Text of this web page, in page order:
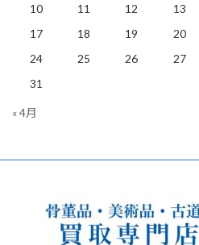
10
11 12 13
17
18 19 20
24
25 26 27
31
« 4月